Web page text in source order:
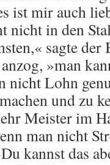
ist mir auch
nicht in den
sagte der
»man
nicht Lohn
und zu
Meister im
man nicht
kannst das